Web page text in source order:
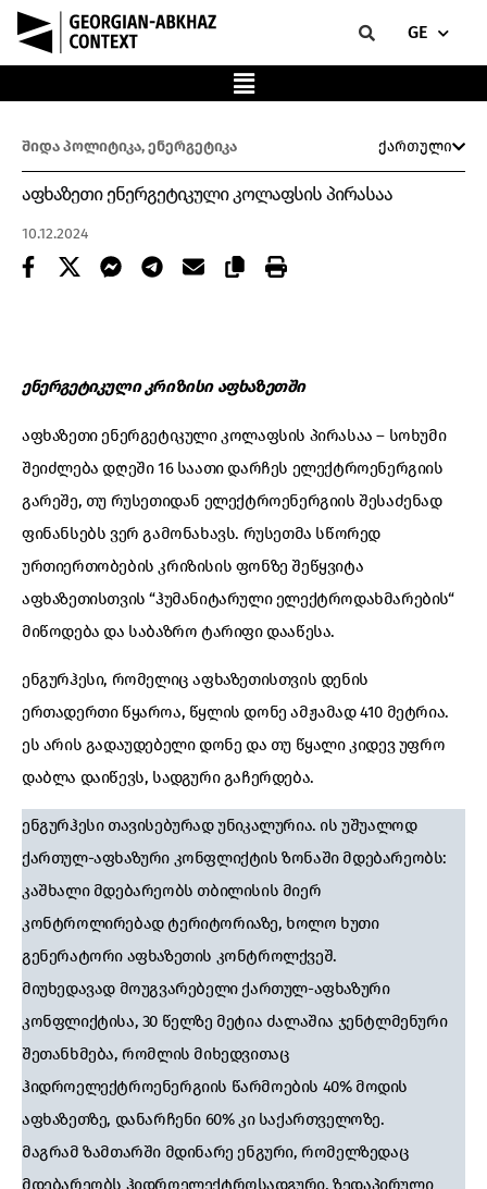
GE
შიდა პოლიტიკა,ენერგეტიკა ქართული
აფხაზეთი ენერგეტიკული კოლაფსის პირასაა
10.12.2024
ენერგეტიკული კრიზისი აფხაზეთში
აფხაზეთი ენერგეტიკული კოლაფსის პირასაა – სოხუმი
შეიძლება დღეში 16 საათი დარჩეს ელექტროენერგიის
გარეშე, თუ რუსეთიდან ელექტროენერგიის შესაძენად
ფინანსებს ვერ გამონახავს. რუსეთმა სწორედ
ურთიერთობების კრიზისის ფონზე შეწყვიტა
აფხაზეთისთვის “ჰუმანიტარული ელექტროდახმარების“
მიწოდება და საბაზრო ტარიფი დააწესა.
ენგურჰესი, რომელიც აფხაზეთისთვის დენის
ერთადერთი წყაროა, წყლის დონე ამჟამად 410 მეტრია.
ეს არის გადაუდებელი დონე და თუ წყალი კიდევ უფრო
დაბლა დაიწევს, სადგური გაჩერდება.
ენგურჰესი თავისებურად უნიკალურია. ის უშუალოდ
ქართულ-აფხაზური კონფლიქტის ზონაში მდებარეობს:
კაშხალი მდებარეობს თბილისის მიერ
კონტროლირებად ტერიტორიაზე, ხოლო ხუთი
გენერატორი აფხაზეთის კონტროლქვეშ.
მიუხედავად მოუგვარებელი ქართულ-აფხაზური
კონფლიქტისა, 30 წელზე მეტია ძალაშია ჯენტლმენური
შეთანხმება, რომლის მიხედვითაც
ჰიდროელექტროენერგიის წარმოების 40% მოდის
აფხაზეთზე, დანარჩენი 60% კი საქართველოზე.
მაგრამ ზამთარში მდინარე ენგური, რომელზედაც